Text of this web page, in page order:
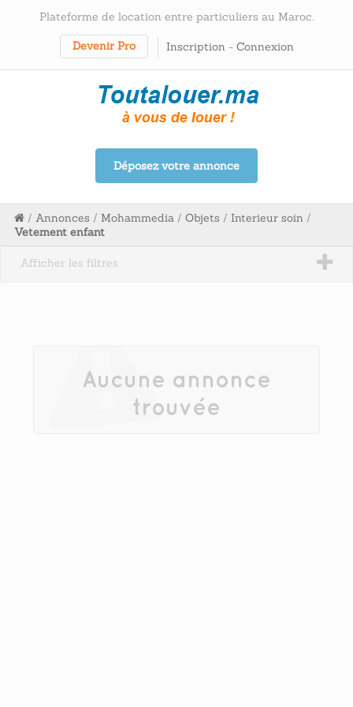
Plateforme de location entre particuliers au Maroc.
Devenir Pro Inscription - Connexion
Déposez votre annonce
/ Annonces / Mohammedia / Objets / Interieur soin /
Vetement enfant
Afficher les filtres
Aucune annonce
trouvée